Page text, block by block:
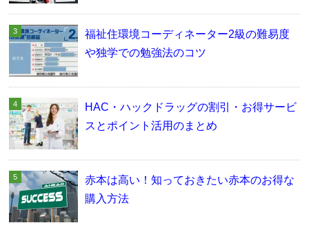
福祉住環境コーディネーター2級の難易度
や独学での勉強法のコツ
HAC・ハックドラッグの割引・お得サービ
スとポイント活用のまとめ
赤本は高い！知っておきたい赤本のお得な
購入方法